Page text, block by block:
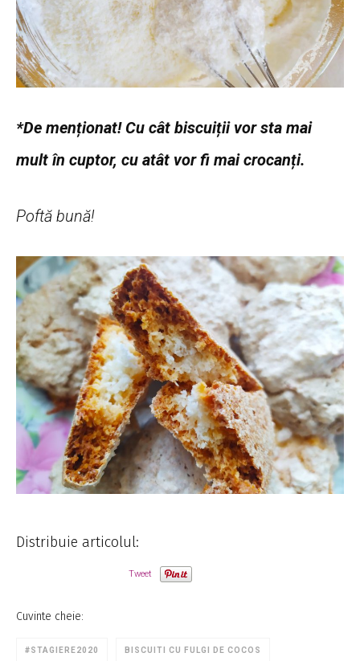
*De menționat! Cu cât biscuiții vor sta mai
mult în cuptor, cu atât vor fi mai crocanți.
Poftă bună!
Distribuie articolul:
Tweet
Cuvinte cheie:
#STAGIERE2020 BISCUITI CU FULGI DE COCOS